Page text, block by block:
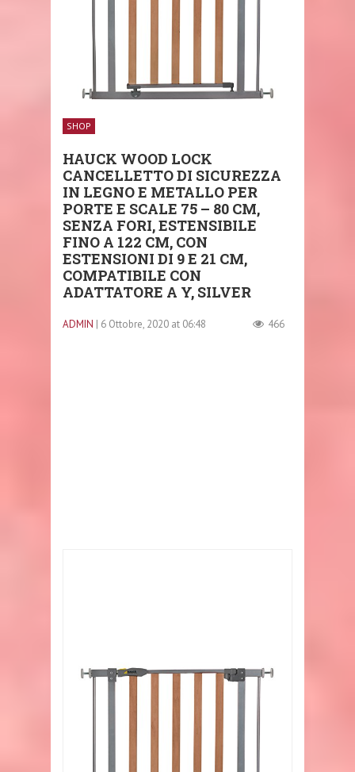
SHOP
HAUCK WOOD LOCK
CANCELLETTO DI SICUREZZA
IN LEGNO E METALLO PER
PORTE E SCALE 75 – 80 CM,
SENZA FORI, ESTENSIBILE
FINO A 122 CM, CON
ESTENSIONI DI 9 E 21 CM,
COMPATIBILE CON
ADATTATORE A Y, SILVER
ADMIN | 6 Ottobre, 2020 at 06:48 466